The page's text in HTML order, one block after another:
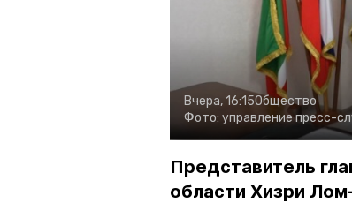
Вчера, 16:15Общество
Фото: управление пресс-
Представитель
области Хизри